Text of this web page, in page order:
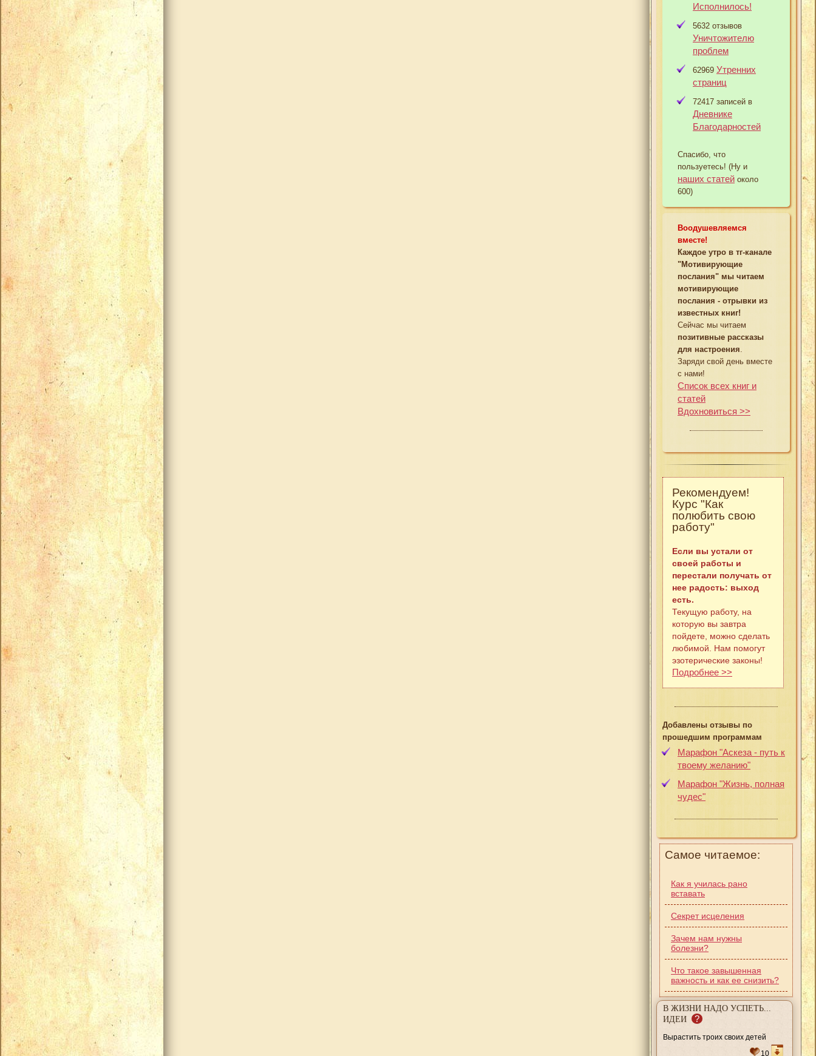
Исполнилось!
5632 отзывов
Уничтожителю
проблем
62969 Утренних
страниц
72417 записей в
Дневнике
Благодарностей
Спасибо, что
пользуетесь! (Ну и
наших статей около
600)
Воодушевляемся
вместе!
Каждое утро в тг-канале
"Мотивирующие
послания" мы читаем
мотивирующие
послания - отрывки из
известных книг!
Сейчас мы читаем
позитивные рассказы
для настроения
Заряди свой день вместе
с нами!
Список всех книг и
статей
Вдохновиться >>
Рекомендуем!
Курс "Как
полюбить свою
работу"
Если вы устали от
своей работы и
перестали получать от
нее радость: выход
есть.
Текущую работу, на
которую вы завтра
пойдете, можно сделать
любимой. Нам помогут
эзотерические законы!
Подробнее >>
Добавлены отзывы по
прошедшим программам
Марафон "Аскеза - путь к
твоему желанию"
Марафон "Жизнь, полная
чудес"
Самое читаемое:
Как я училась рано
вставать
Секрет исцеления
Зачем нам нужны
болезни?
Что такое завышенная
важность и как ее снизить?
В ЖИЗНИ НАДО УСПЕТЬ...
ИДЕИ
?
Вырастить троих своих детей
10